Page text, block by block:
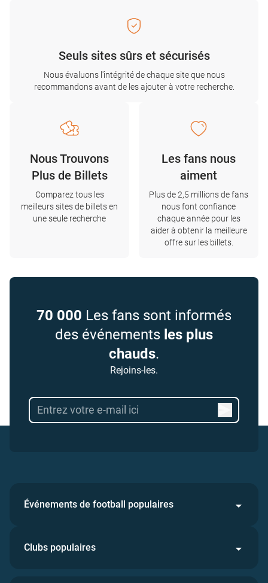
Seuls sites sûrs et sécurisés
Nous évaluons l'intégrité de chaque site que nous
recommandons avant de les ajouter à votre recherche.
Nous Trouvons
Plus de Billets
Comparez tous les
meilleurs sites de billets en
une seule recherche
Les fans nous
aiment
Plus de 2,5 millions de fans
nous font confiance
chaque année pour les
aider à obtenir la meilleure
offre sur les billets.
70 000 Les fans sont informés
des événements les plus
chauds.
Rejoins-les.
Événements de football populaires
Clubs populaires